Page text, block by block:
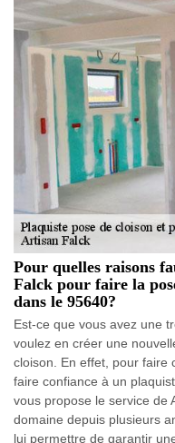
Pour quelles raisons
Falck pour faire la
dans le 95640?
Est-ce que vous avez une
voulez en créer une
cloison. En effet, pour faire
faire confiance à un
vous propose le service de
domaine depuis plusieurs
lui permettre de garantir